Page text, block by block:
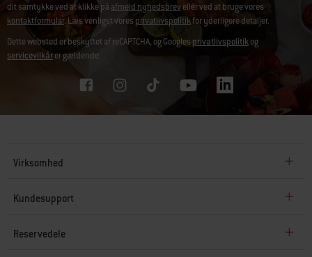
dit samtykke ved at klikke på afmeld nyhedsbreveller ved at bruge vores
kontaktformular. Læs venligst voresprivatlivspolitikfor yderligere detaljer.
Dette websted er beskyttet af reCAPTCHA, og Googlesprivatlivspolitikog
servicevilkårer gældende.
Virksomhed
Kundesupport
Reservedele